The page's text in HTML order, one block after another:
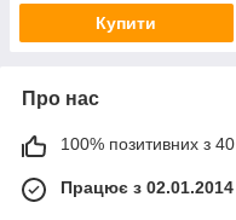
Купити
Про нас
100% позитивних з 40
Працює з 02.01.2014